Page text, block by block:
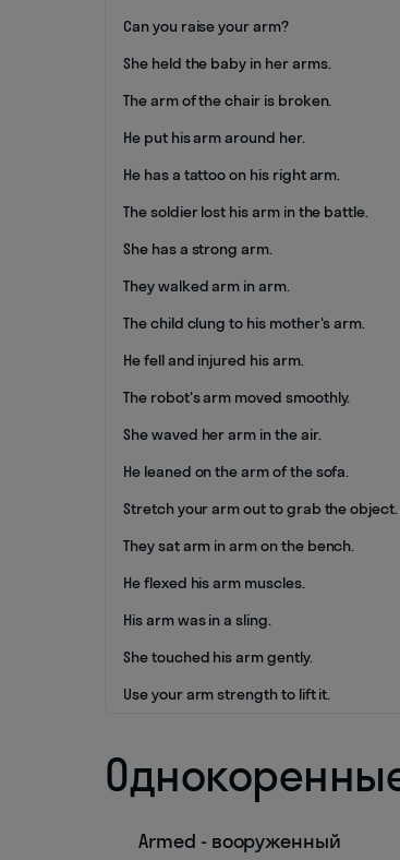
Can you raise your arm?
She held the baby in her arms.
The arm of the chair is broken.
He put his arm around her.
He has a tattoo on his right arm.
The soldier lost his arm in the battle.
She has a strong arm.
They walked arm in arm.
The child clung to his mother's arm.
He fell and injured his arm.
The robot's arm moved smoothly.
She waved her arm in the air.
He leaned on the arm of the sofa.
Stretch your arm out to grab the object.
They sat arm in arm on the bench.
He flexed his arm muscles.
His arm was in a sling.
She touched his arm gently.
Use your arm strength to lift it.
Armed - вооруженный